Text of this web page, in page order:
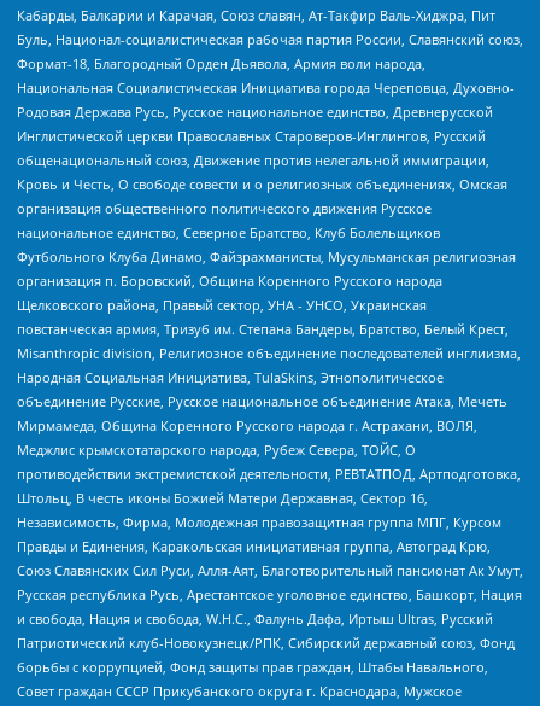
Кабарды, Балкарии и Карачая, Союз славян, Ат-Такфир Валь-Хиджра, Пит
Буль, Национал-социалистическая рабочая партия России, Славянский союз,
Формат-18, Благородный Орден Дьявола, Армия воли народа,
Национальная Социалистическая Инициатива города Череповца, Духовно-
Родовая Держава Русь, Русское национальное единство, Древнерусской
Инглистической церкви Православных Староверов-Инглингов, Русский
общенациональный союз, Движение против нелегальной иммиграции,
Кровь и Честь, О свободе совести и о религиозных объединениях, Омская
организация общественного политического движения Русское
национальное единство, Северное Братство, Клуб Болельщиков
Футбольного Клуба Динамо, Файзрахманисты, Мусульманская религиозная
организация п. Боровский, Община Коренного Русского народа
Щелковского района, Правый сектор, УНА - УНСО, Украинская
повстанческая армия, Тризуб им. Степана Бандеры, Братство, Белый Крест,
Misanthropic division, Религиозное объединение последователей инглиизма,
Народная Социальная Инициатива, TulaSkins, Этнополитическое
объединение Русские, Русское национальное объединение Атака, Мечеть
Мирмамеда, Община Коренного Русского народа г. Астрахани, ВОЛЯ,
Меджлис крымскотатарского народа, Рубеж Севера, ТОЙС, О
противодействии экстремистской деятельности, РЕВТАТПОД, Артподготовка,
Штольц, В честь иконы Божией Матери Державная, Сектор 16,
Независимость, Фирма, Молодежная правозащитная группа МПГ, Курсом
Правды и Единения, Каракольская инициативная группа, Автоград Крю,
Союз Славянских Сил Руси, Алля-Аят, Благотворительный пансионат Ак Умут,
Русская республика Русь, Арестантское уголовное единство, Башкорт, Нация
и свобода, Нация и свобода, W.H.С., Фалунь Дафа, Иртыш Ultras, Русский
Патриотический клуб-Новокузнецк/РПК, Сибирский державный союз, Фонд
борьбы с коррупцией, Фонд защиты прав граждан, Штабы Навального,
Совет граждан СССР Прикубанского округа г. Краснодара, Мужское